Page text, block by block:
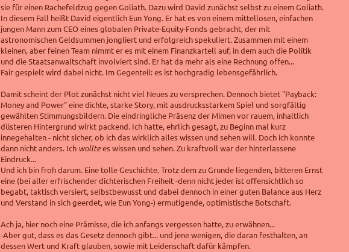
sie für einen Rachefeldzug gegen Goliath. Dazu wird David zunächst selbst zu einem Goliath.
In diesem Fall heißt David eigentlich Eun Yong. Er hat es von einem mittellosen, einfachen
jungen Mann zum CEO eines globalen Private-Equity-Fonds gebracht, der mit
astronomischen Geldsummen jongliert und erfolgreich spekuliert. Zusammen mit einem
kleinen, aber feinen Team nimmt er es mit einem Finanzkartell auf, in dem auch die Politik
und die Staatsanwaltschaft involviert sind. Er hat da mehr als eine Rechnung offen...
Fair gespielt wird dabei nicht. Im Gegenteil: es ist hochgradig lebensgefährlich.
Damit scheint der Plot zunächst nicht viel Neues zu versprechen. Dennoch bietet "Payback:
Money and Power" eine dichte, starke Story, mit ausdrucksstarkem Spiel und sorgfältig
gewählten Stimmungsbildern. Die eindringliche Präsenz der Mimen vor rauem, inhaltlich
düsteren Hintergrund wirkt packend. Ich hatte, ehrlich gesagt, zu Beginn mal kurz
innegehalten - nicht sicher, ob ich das wirklich alles wissen und sehen will. Doch ich konnte
dann nicht anders. Ich wolltees wissen und sehen. Zu kraftvoll war der hinterlassene
Eindruck...
Und ich bin froh darum. Eine tolle Geschichte. Trotz dem zu Grunde liegenden, bitteren Ernst
eine (bei aller erfrischender dichterischen Freiheit -denn nicht jeder ist offensichtlich so
begabt, taktisch versiert, selbstbewusst und dabei dennoch in einer guten Balance aus Herz
und Verstand in sich geerdet, wie Eun Yong-) ermutigende, optimistische Botschaft.
Ach ja, hier noch eine Prämisse, die ich anfangs vergessen hatte, zu erwähnen...
-Aber gut, dass es das Gesetz dennoch gibt... und jene wenigen, die daran festhalten, an
dessen Wert und Kraft glauben, sowie mit Leidenschaft dafür kämpfen.